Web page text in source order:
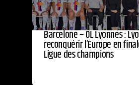
Barcelone – OL Lyonnes :
reconquérir l’Europe en
Ligue des champions